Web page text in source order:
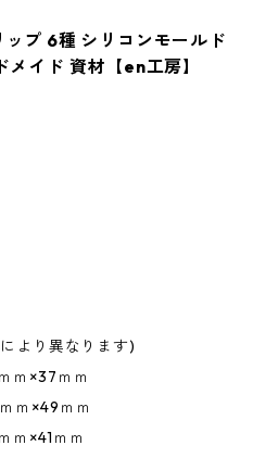
プ 6種 シリコンモールド
イド 資材【en工房】
より異なります)
ｍ×37ｍｍ
ｍ×49ｍｍ
ｍ×41ｍｍ